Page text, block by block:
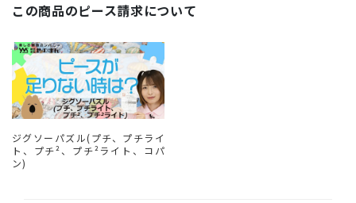
この商品のピース請求について
ジグソーパズル(プチ、プチライ
ト、プチ²、プチ²ライト、コパ
ン)